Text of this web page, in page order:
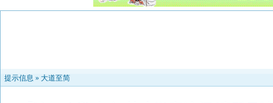
提示信息 » 大道至简